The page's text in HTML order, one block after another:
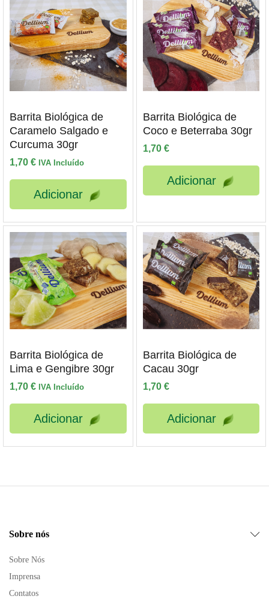
Barrita Biológica de
Caramelo Salgado e
Curcuma 30gr
1,70 € IVA Incluído
Adicionar
Barrita Biológica de
Coco e Beterraba 30gr
1,70 €
Adicionar
Barrita Biológica de
Lima e Gengibre 30gr
1,70 € IVA Incluído
Adicionar
Barrita Biológica de
Cacau 30gr
1,70 €
Adicionar
Sobre nós
Sobre Nós
Imprensa
Contatos